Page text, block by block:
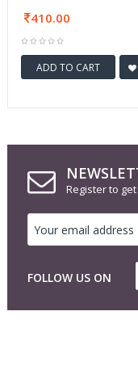
410.00
ADD TO CART
Register to
FOLLOW US ON